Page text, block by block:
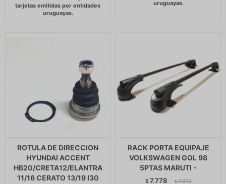
ROTULA DE DIRECCION
HYUNDAI ACCENT
HB20/CRETA12/ELANTRA
11/16 CERATO 13/19 I30
RACK PORTA EQUIPAJE
VOLKSWAGEN GOL 98
5PTAS MARUTI -
$7.778 $ 7.970